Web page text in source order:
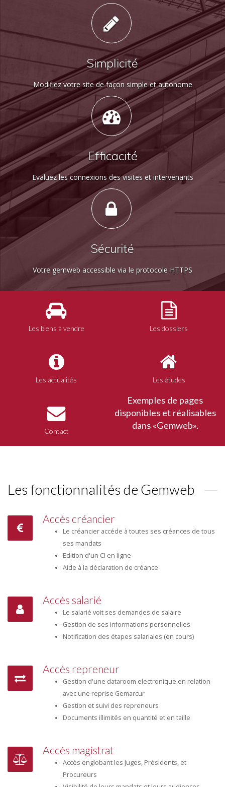
Simplicité
Modifiez votre site de façon simple et autonome
Efficacité
Evaluez les connexions des visites et intervenants
Sécurité
Votre gemweb accessible via le protocole HTTPS
Les biens à vendre Les dossiers
Les actualités Les études
Contact
Exemples de pages
disponibles et réalisables
dans «Gemweb».
Les fonctionnalités de Gemweb
Accès créancier
Le créancier accéde à toutes ses créances de tous
ses mandats
Edition d'un CI en ligne
Aide à la déclaration de créance
Accès salarié
Le salarié voit ses demandes de salaire
Gestion de ses informations personnelles
Notification des étapes salariales (en cours)
Accès repreneur
Gestion d'une dataroom electronique en relation
avec une reprise Gemarcur
Gestion et suivi des repreneurs
Documents illimités en quantité et en taille
Accès magistrat
Accès englobant les Juges, Présidents, et
Procureurs